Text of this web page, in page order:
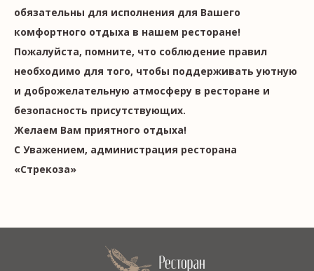
обязательны для исполнения для Вашего
комфортного отдыха в нашем ресторане!
Пожалуйста, помните, что соблюдение правил
необходимо для того, чтобы поддерживать уютную
и доброжелательную атмосферу в ресторане и
безопасность присутствующих.
Желаем Вам приятного отдыха!
С Уважением, администрация ресторана
«Стрекоза»